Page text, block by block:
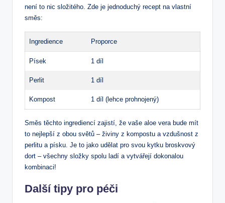
není to nic složitého. Zde je jednoduchý recept na vlastní
směs:
Ingredience Proporce
Písek 1 díl
Perlit 1 díl
Kompost 1 díl (lehce prohnojený)
Směs těchto ingrediencí zajistí, že vaše aloe vera bude mít
to nejlepší z obou světů – živiny z kompostu a vzdušnost z
perlitu a písku. Je to jako udělat pro svou kytku broskvový
dort – všechny složky spolu ladí a vytvářejí dokonalou
kombinaci!
Další tipy pro péči